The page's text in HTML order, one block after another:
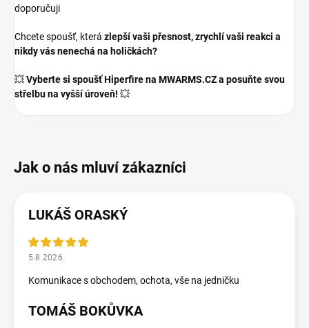
doporučuji
Chcete spoušť, která zlepší vaši přesnost, zrychlí vaši reakci a
nikdy vás nenechá na holičkách?
💥Vyberte si spoušť Hiperfire na MWARMS.CZ a posuňte svou
střelbu na vyšší úroveň! 💥
LUKÁŠ ORASKÝ
5.8.2026
Komunikace s obchodem, ochota, vše na jedničku
TOMÁŠ BOKŮVKA